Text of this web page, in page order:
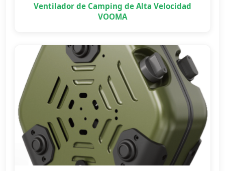
Ventilador de Camping de Alta Velocidad
VOOMA